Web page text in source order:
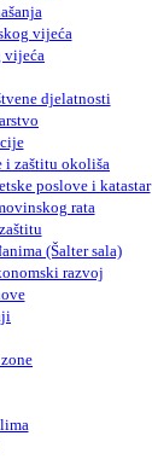
vijeća
vijeća
djelatnosti
i zaštitu okoliša
poslove i katastar
rata
(Šalter sala)
razvoj